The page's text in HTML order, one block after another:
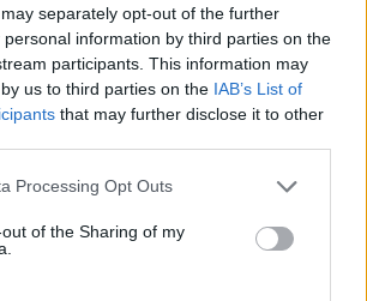
separately opt-out of the further
information by third parties on the
participants. This information may
us to third parties on the IAB’s List of
that may further disclose it to other
Processing Opt Outs
of the Sharing of my
nabídku na člena rady odmítne, bude
Oslovit další politické subjekty jako
pro Příbram a nebo na uvolněné místo
nominovat někoho ze svých členů.